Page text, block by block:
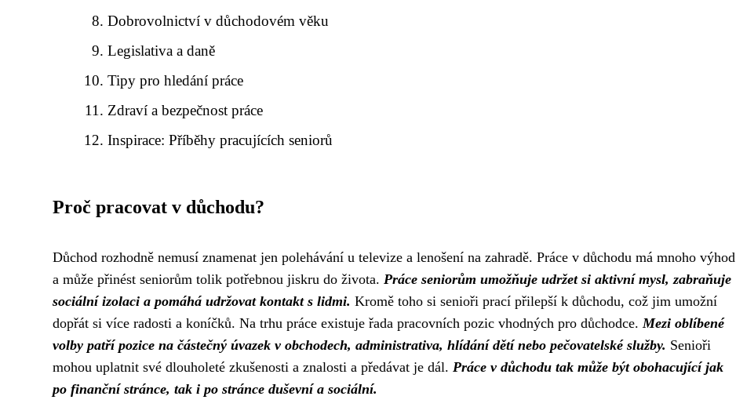
Dobrovolnictví v důchodovém věku
Legislativa a daně
Tipy pro hledání práce
Zdraví a bezpečnost práce
Inspirace: Příběhy pracujících seniorů
Proč pracovat v důchodu?
Důchod rozhodně nemusí znamenat jen polehávání u televize a lenošení na zahradě. Práce v důchodu má mnoho výhod
a může přinést seniorům tolik potřebnou jiskru do života. Práce seniorům umožňuje udržet si aktivní mysl, zabraňuje
sociální izolaci a pomáhá udržovat kontakt s lidmi. Kromě toho si senioři prací přilepší k důchodu, což jim umožní
dopřát si více radosti a koníčků. Na trhu práce existuje řada pracovních pozic vhodných pro důchodce.Mezi oblíbené
volby patří pozice na částečný úvazek v obchodech, administrativa, hlídání dětí nebo pečovatelské služby. Senioři
mohou uplatnit své dlouholeté zkušenosti a znalosti a předávat je dál. Práce v důchodu tak může být obohacující jak
po finanční stránce, tak i po stránce duševní a sociální.